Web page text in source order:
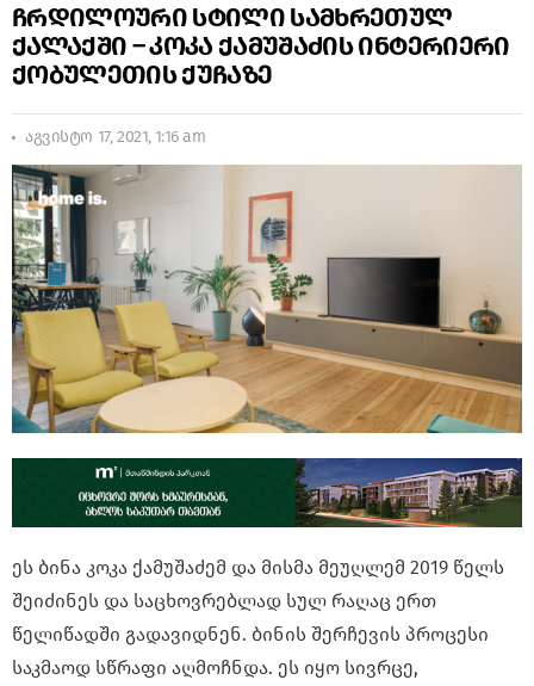
ჩრდილოური სტილი სამხრეთულ
ქალაქში – კოკა ქამუშაძის ინტერიერი
ქობულეთის ქუჩაზე
აგვისტო 17, 2021, 1:16 am
ეს ბინა კოკა ქამუშაძემ და მისმა მეუღლემ 2019 წელს
შეიძინეს და საცხოვრებლად სულ რაღაც ერთ
წელიწადში გადავიდნენ. ბინის შერჩევის პროცესი
საკმაოდ სწრაფი აღმოჩნდა. ეს იყო სივრცე,